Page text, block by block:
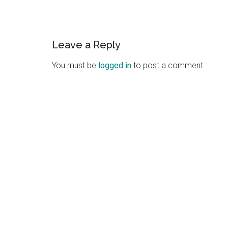
Reader
Interactions
Leave a Reply
You must be logged in to post a comment.